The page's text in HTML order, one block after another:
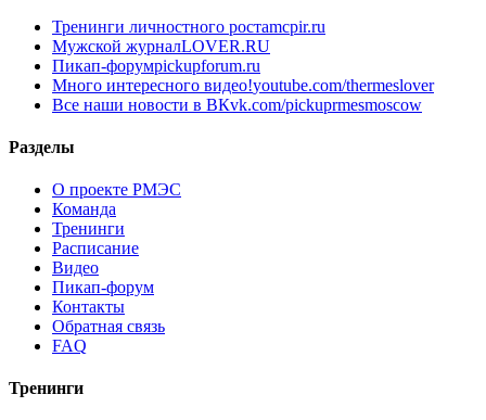
Тренинги личностного ростаmcpir.ru
Мужской журналLOVER.RU
Пикап-форумpickupforum.ru
Много интересного видео!youtube.com/thermeslover
Все наши новости в ВКvk.com/pickuprmesmoscow
Разделы
О проекте РМЭС
Команда
Тренинги
Расписание
Видео
Пикап-форум
Контакты
Обратная связь
FAQ
Тренинги